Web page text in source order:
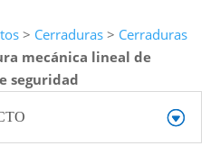
> Cerraduras> Cerraduras
mecánica lineal de
seguridad